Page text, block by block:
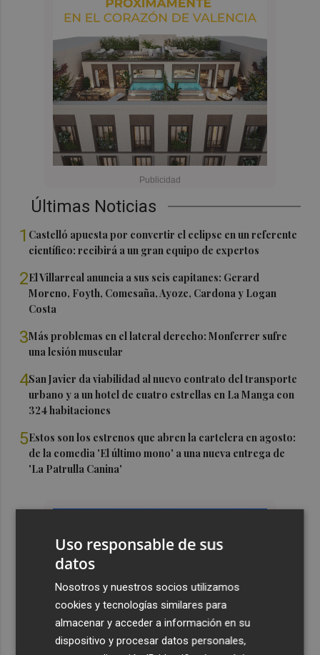
Últimas Noticias
1 Castelló apuesta por convertir el eclipse en un referente
científico: recibirá a un gran equipo de expertos
2El Villarreal anuncia a sus seis capitanes: Gerard
Moreno, Foyth, Comesaña, Ayoze, Cardona y Logan
Costa
3Más problemas en el lateral derecho: Monferrer sufre
una lesión muscular
4San Javier da viabilidad al nuevo contrato del transporte
urbano y a un hotel de cuatro estrellas en La Manga con
324 habitaciones
5Estos son los estrenos que abren la cartelera en agosto:
de la comedia 'El último mono' a una nueva entrega de
'La Patrulla Canina'
Uso responsable de sus
datos
Nosotros y nuestros socios utilizamos
cookies y tecnologías similares para
almacenar y acceder a información en su
dispositivo y procesar datos personales,